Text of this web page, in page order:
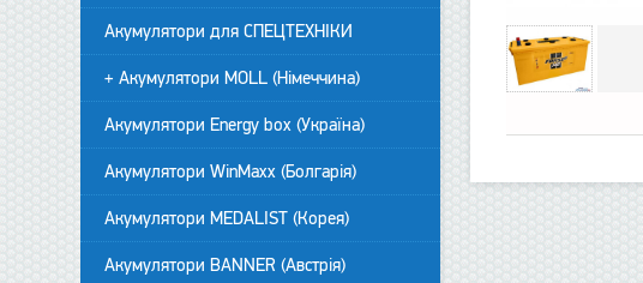
Акумулятори для СПЕЦТЕХНІКИ
+ Акумулятори MOLL (Німеччина)
Акумулятори Energy box (Україна)
Акумулятори WinMaxx (Болгарія)
Акумулятори MEDALIST (Корея)
Акумулятори BANNER (Австрія)